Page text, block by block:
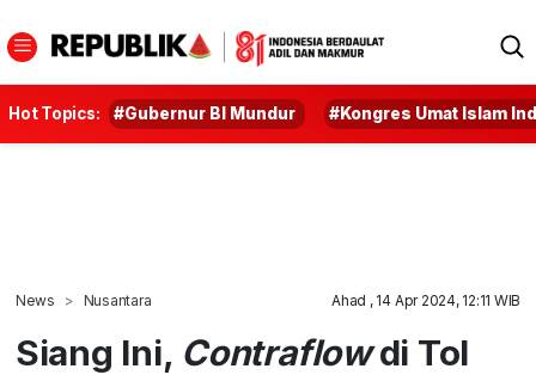
Hot Topics: #Gubernur BI Mundur #Kongres Umat Islam
News Nusantara Ahad , 14 Apr 2024, 12:11 WIB
Siang Ini, Contraflowdi Tol